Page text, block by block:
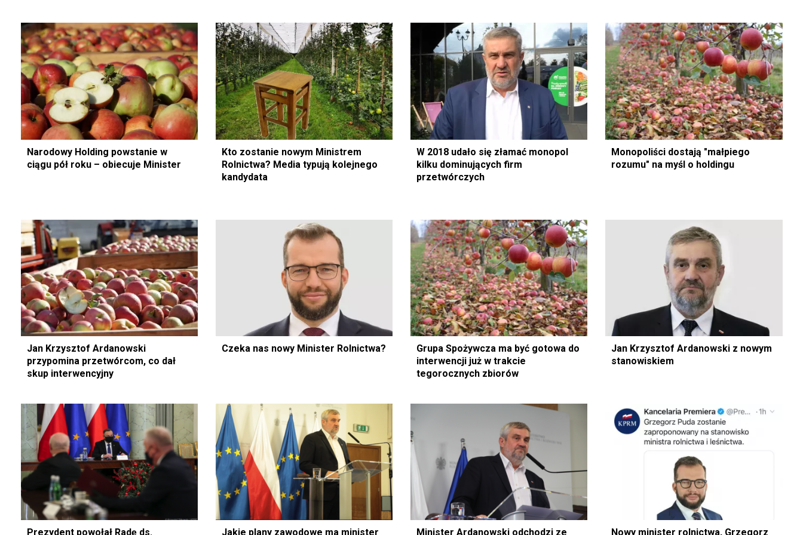
Narodowy Holding powstanie w
ciągu pół roku – obiecuje Minister
Kto zostanie nowym Ministrem
Rolnictwa? Media typują kolejnego
kandydata
W 2018 udało się złamać monopol
kilku dominujących firm
przetwórczych
Monopoliści dostają "małpiego
rozumu" na myśl o holdingu
Jan Krzysztof Ardanowski
przypomina przetwórcom, co dał
skup interwencyjny
Czeka nas nowy Minister Rolnictwa?
Grupa Spożywcza ma być gotowa do
interwencji już w trakcie
tegorocznych zbiorów
Jan Krzysztof Ardanowski z nowym
stanowiskiem
Prezydent powołał Radę ds. Jakie plany zawodowe ma minister Minister Ardanowski odchodzi ze Nowy minister rolnictwa, Grzegorz